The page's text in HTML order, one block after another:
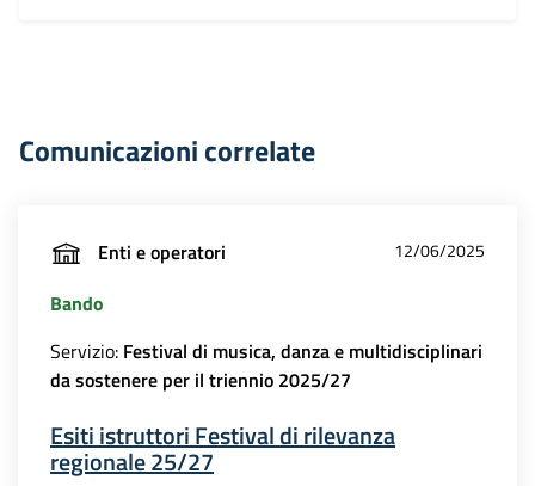
Comunicazioni correlate
Enti e operatori 12/06/2025
Bando
Servizio: Festival di musica, danza e multidisciplinari
da sostenere per il triennio 2025/27
Esiti istruttori Festival di rilevanza
regionale 25/27